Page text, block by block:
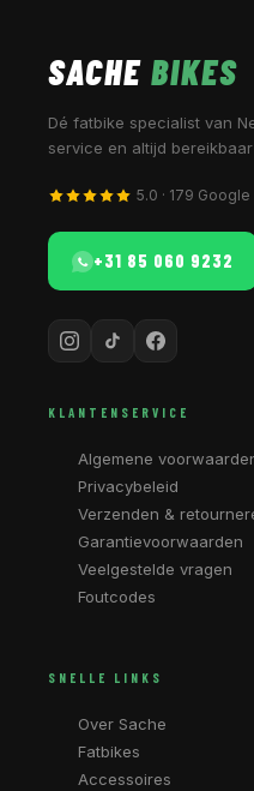
SACHE BIKES
Dé fatbike specialist van
service en altijd
5.0 · 179
+31 85 060 9232
KLANTENSERVICE
Algemene
Privacybeleid
Verzenden &
Garantievoorwaarden
Veelgestelde vragen
Foutcodes
SNELLE LINKS
Over Sache
Fatbikes
Accessoires